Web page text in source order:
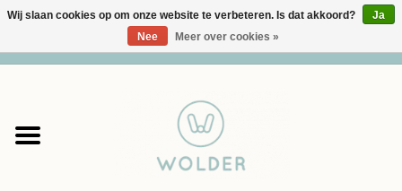
Garens
Wij slaan cookies op om onze website te verbeteren. Is dat akkoord?
Ja
Nee
Meer over cookies »